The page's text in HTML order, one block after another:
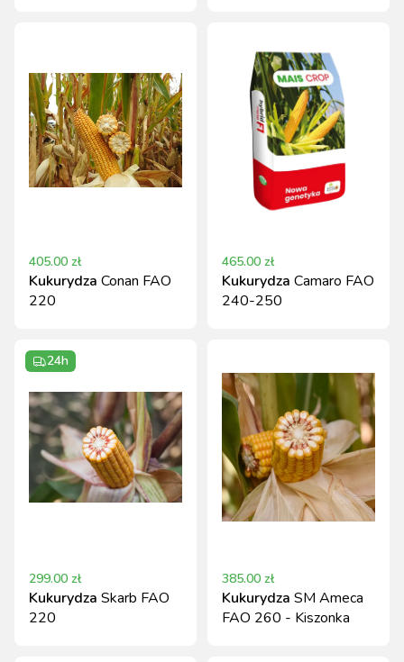
405.00 zł
Kukurydza Conan FAO
220
465.00 zł
Kukurydza Camaro FAO
240-250
24h
299.00 zł
Kukurydza Skarb FAO
220
385.00 zł
Kukurydza SM Ameca
FAO 260 - Kiszonka